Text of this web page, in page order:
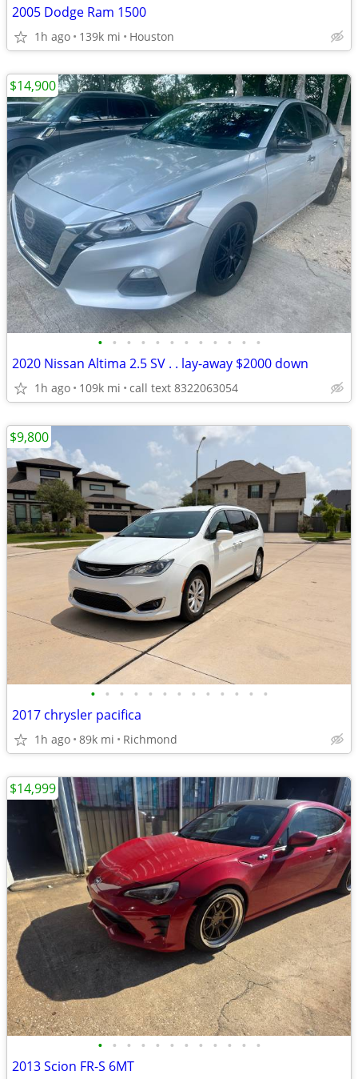
2005 Dodge Ram 1500
1h ago 139k mi Houston
• • • • • • • • • • • •
2020 Nissan Altima 2.5 SV . . lay-away $2000 down
1h ago 109k mi call text 8322063054
$14,900
• • • • • • • • • • • • •
2017 chrysler pacifica
1h ago 89k mi Richmond
$9,800
• • • • • • • • • • • •
2013 Scion FR-S 6MT
$14,999